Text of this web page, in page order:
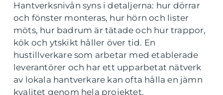
Hantverksnivån syns i detaljerna: hur dörrar
och fönster monteras, hur hörn och lister
möts, hur badrum är tätade och hur trappor,
kök och ytskikt håller över tid. En
hustillverkare som arbetar med etablerade
leverantörer och har ett upparbetat nätverk
av lokala hantverkare kan ofta hålla en jämn
kvalitet genom hela projektet.